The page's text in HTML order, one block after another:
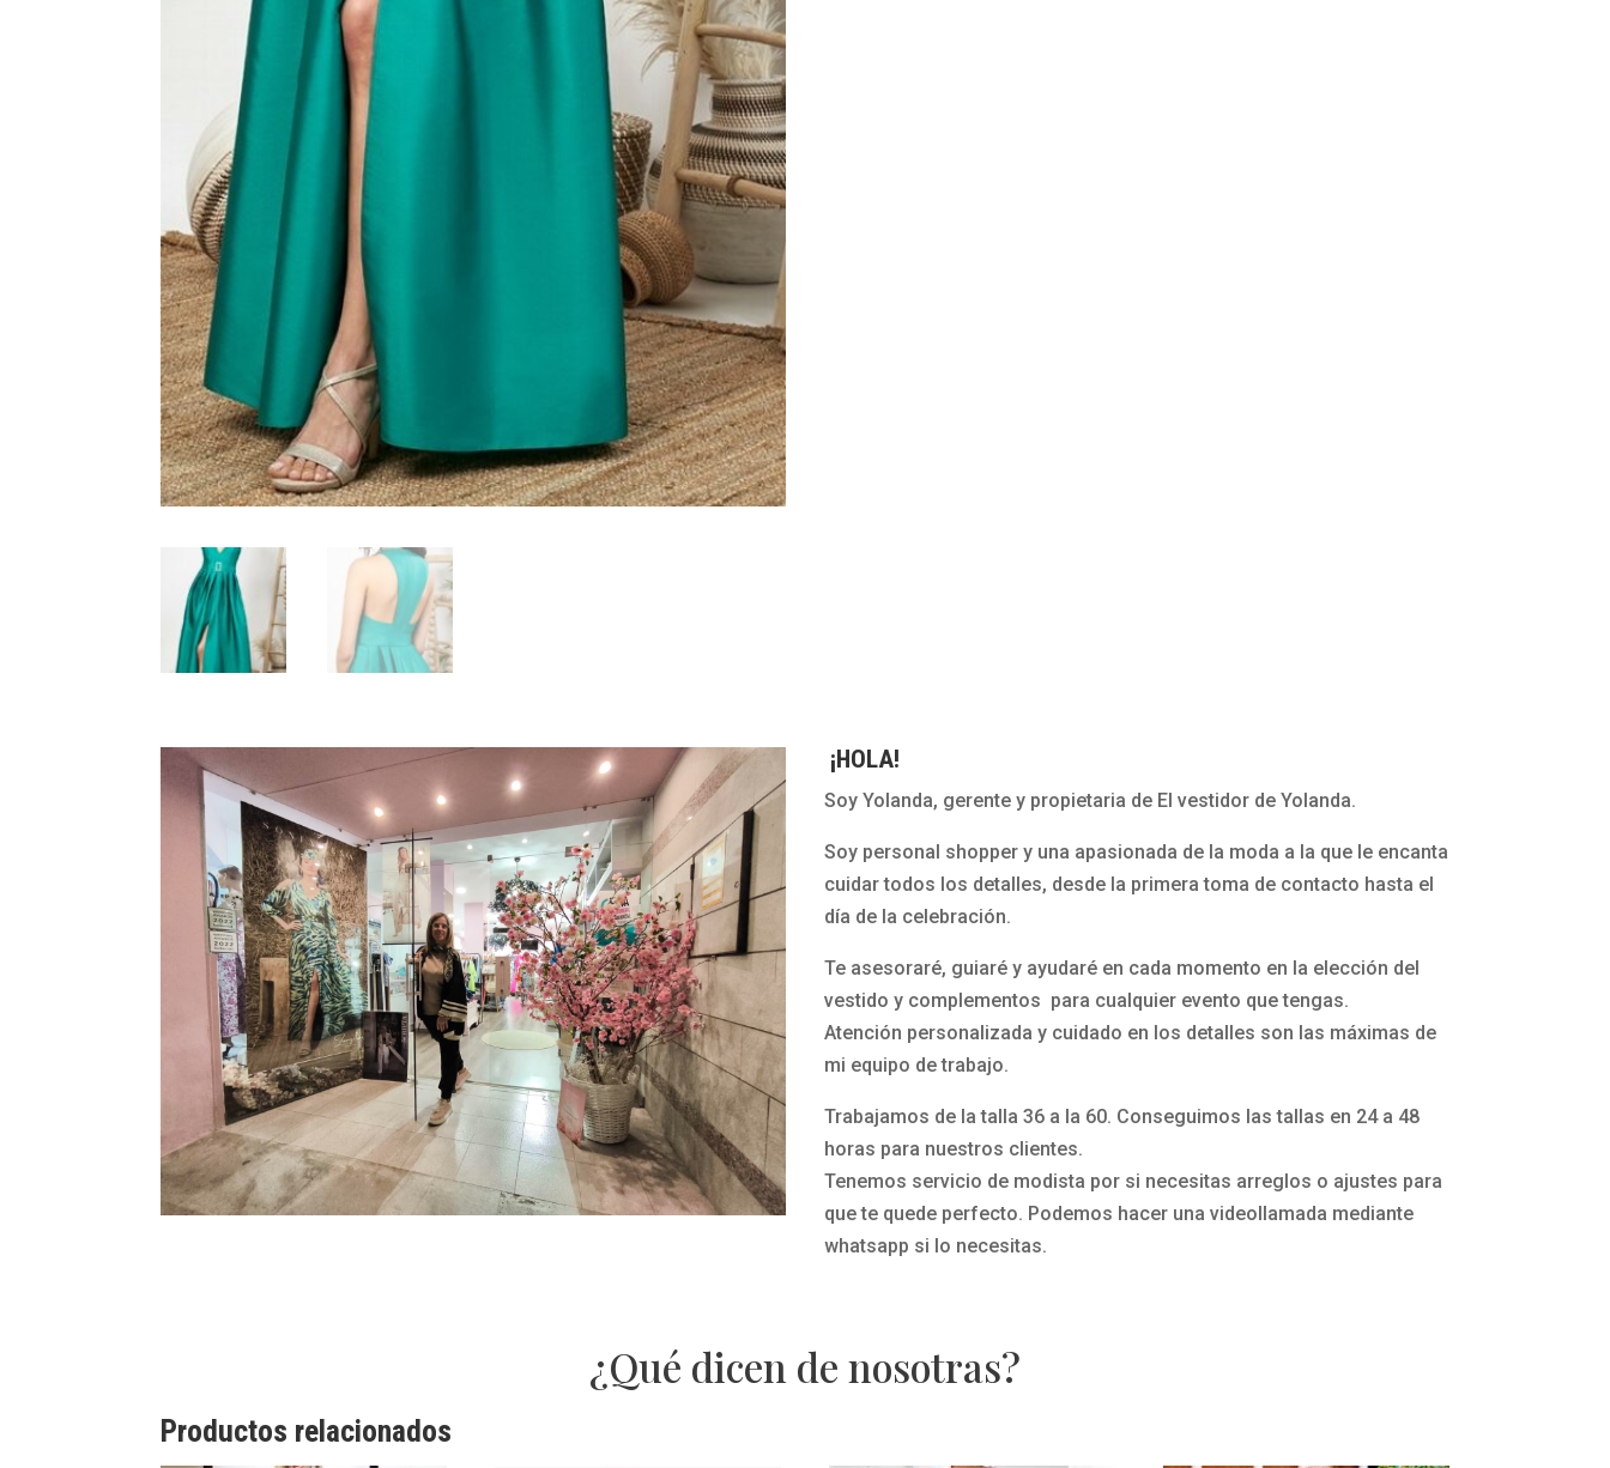
¡HOLA!
Soy Yolanda, gerente y propietaria de El vestidor de Yolanda.
Soy personal shopper y una apasionada de la moda a la que le encanta
cuidar todos los detalles, desde la primera toma de contacto hasta el
día de la celebración.
Te asesoraré, guiaré y ayudaré en cada momento en la elección del
vestido y complementos para cualquier evento que tengas.
Atención personalizada y cuidado en los detalles son las máximas de
mi equipo de trabajo.
Trabajamos de la talla 36 a la 60. Conseguimos las tallas en 24 a 48
horas para nuestros clientes.
Tenemos servicio de modista por si necesitas arreglos o ajustes para
que te quede perfecto. Podemos hacer una videollamada mediante
whatsapp si lo necesitas.
¿Qué dicen de nosotras?
Productos relacionados